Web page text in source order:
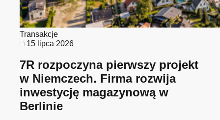
Transakcje
15 lipca 2026
7R rozpoczyna pierwszy projekt
w Niemczech. Firma rozwija
inwestycję magazynową w
Berlinie